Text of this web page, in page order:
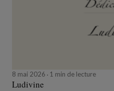
8 mai 2026 1 min de lecture
Ludivine